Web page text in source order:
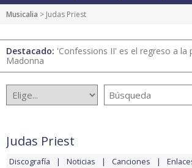
Musicalia > Judas Priest
Destacado: 'Confessions II' es el regreso a la
Madonna
Judas Priest
Discografía Noticias Canciones